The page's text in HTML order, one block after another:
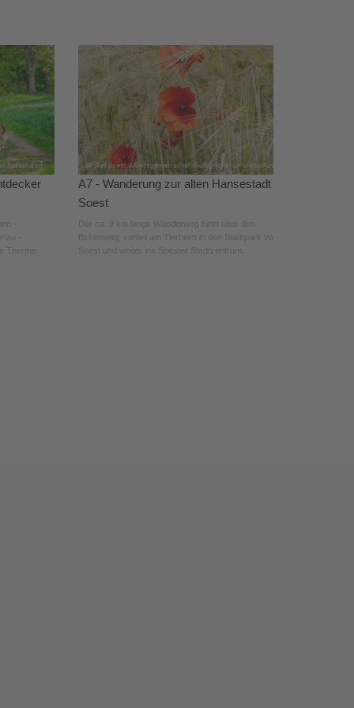
-
-
Therme
A7 - Wanderung zur alten Hansestadt
Soest
Der ca. 9 km lange Wanderweg führt über den
Birkenweg, vorbei am Tierheim in den Stadtpark von
Soest und weiter ins Soester Stadtzentrum.